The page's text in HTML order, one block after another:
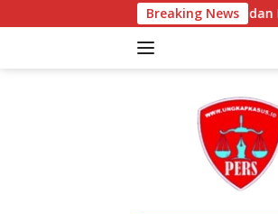
ke
Breaking News
Tekan Kejahatan dan Respon Cepat